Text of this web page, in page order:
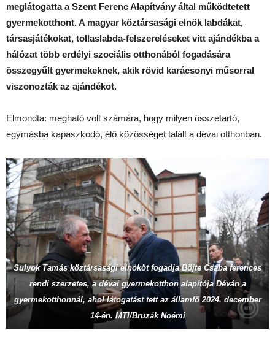
meglátogatta a Szent Ferenc Alapítvány által működtetett
gyermekotthont. A magyar köztársasági elnök labdákat,
társasjátékokat, tollaslabda-felszereléseket vitt ajándékba a
hálózat több erdélyi szociális otthonából fogadására
összegyűlt gyermekeknek, akik rövid karácsonyi műsorral
viszonozták az ajándékot.
Elmondta: megható volt számára, hogy milyen összetartó,
egymásba kapaszkodó, élő közösséget talált a dévai otthonban.
Sulyok Tamás köztársasági elnököt fogadja Böjte Csaba ferences
rendi szerzetes, a dévai gyermekotthon alapítója Déván a
gyermekotthonnál, ahol látogatást tett az államfő 2024. december
14-én. MTI/Bruzák Noémi